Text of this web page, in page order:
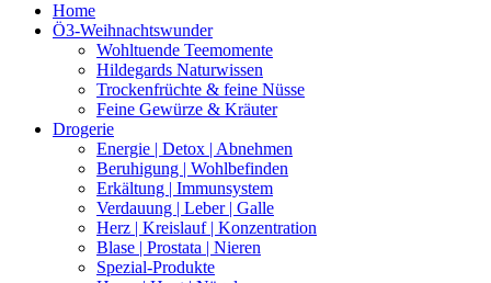
Home
Ö3-Weihnachtswunder
Wohltuende Teemomente
Hildegards Naturwissen
Trockenfrüchte & feine Nüsse
Feine Gewürze & Kräuter
Drogerie
Energie | Detox | Abnehmen
Beruhigung | Wohlbefinden
Erkältung | Immunsystem
Verdauung | Leber | Galle
Herz | Kreislauf | Konzentration
Blase | Prostata | Nieren
Spezial-Produkte